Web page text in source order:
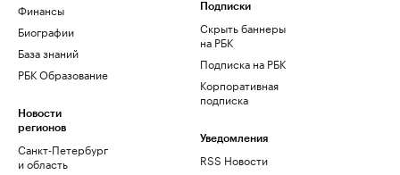
Финансы
Биографии
База знаний
РБК Образование
Новости
регионов
Санкт-Петербург
и область
Подписки
Скрыть баннеры
на РБК
Подписка на РБК
Корпоративная
подписка
Уведомления
RSS Новости